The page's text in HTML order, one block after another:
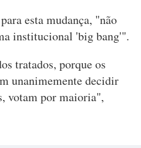
esta mudança, "não
institucional 'big bang'".
tratados, porque os
unanimemente decidir
votam por maioria",